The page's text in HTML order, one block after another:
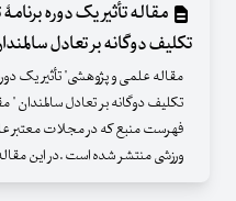
مقاله تأثیر یک دوره
تکلیف دوگانه بر تعادل
مقاله علمی و پژوهشی" تأثیر یک
فهرست منبع که در مجلات معتبر
ورزشی منتشر شده است .در این